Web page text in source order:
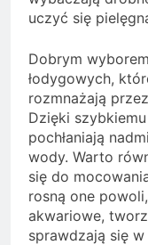
uczyć się
Dobrym
łodygowych,
rozmnażają
Dzięki
pochłaniają
wody. Warto
się do
rosną one
akwariowe,
sprawdzają się